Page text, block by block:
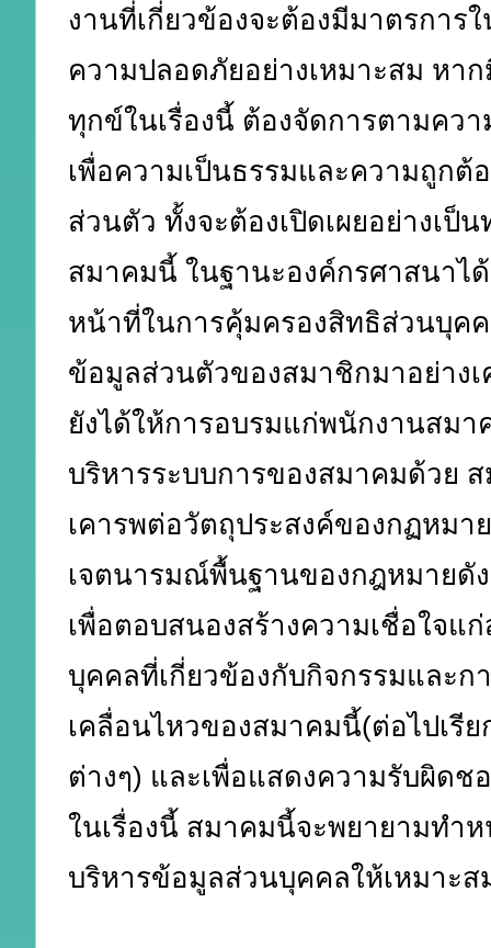
งานที่เกี่ยวข้องจะต้องมีมาตรการ
ความปลอดภัยอย่างเหมาะสม หาก
ทุกข์ในเรื่องนี้ ต้องจัดการตามควา
เพื่อความเป็นธรรมและความถูกต้
ส่วนตัว ทั้งจะต้องเปิดเผยอย่างเป็
สมาคมนี้ ในฐานะองค์กรศาสนาไ
หน้าที่ในการคุ้มครองสิทธิส่วนบุค
ข้อมูลส่วนตัวของสมาชิกมาอย่างเ
ยังได้ให้การอบรมแก่พนักงานสมา
บริหารระบบการของสมาคมด้วย
เคารพต่อวัตถุประสงค์ของกฏหมา
เจตนารมณ์พื้นฐานของกฎหมายดั
เพื่อตอบสนองสร้างความเชื่อใจแ
บุคคลที่เกี่ยวข้องกับกิจกรรมและก
เคลื่อนไหวของสมาคมนี้(ต่อไปเรีย
ต่างๆ) และเพื่อแสดงความรับผิดช
ในเรื่องนี้ สมาคมนี้จะพยายามทำ
บริหารข้อมูลส่วนบุคคลให้เหมาะส